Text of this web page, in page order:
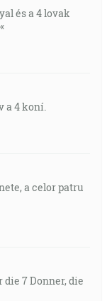
és a 4 lovak
a 4 koní.
a celor patru
7 Donner, die